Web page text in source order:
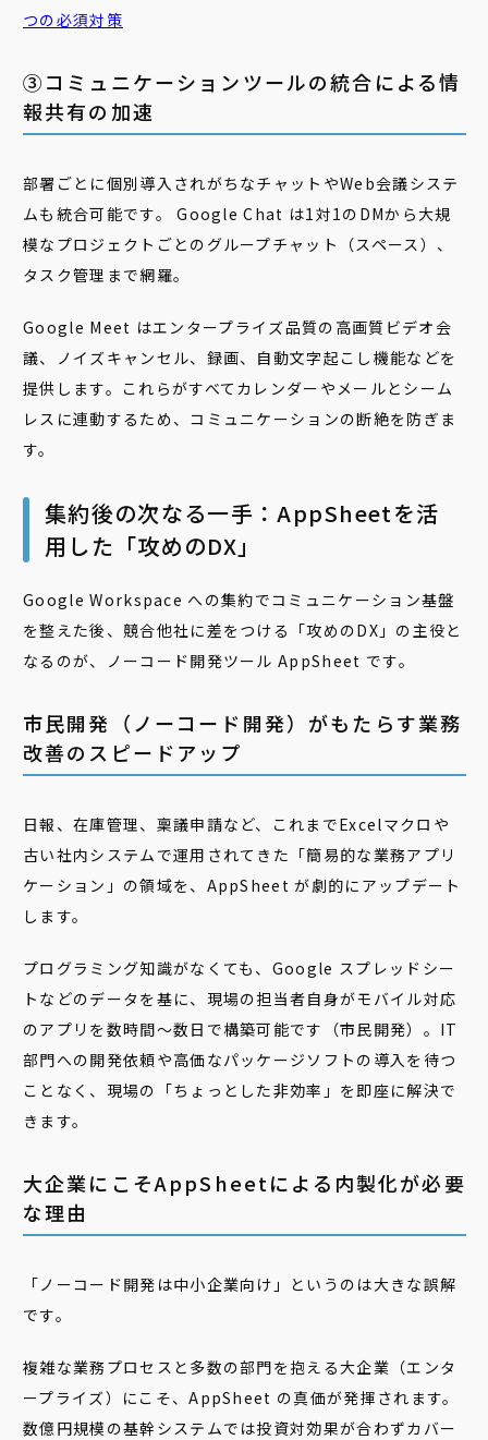
つの必須対策
③コミュニケーションツールの統合による情
報共有の加速
部署ごとに個別導入されがちなチャットやWeb会議システ
ムも統合可能です。 Google Chat は1対1のDMから大規
模なプロジェクトごとのグループチャット（スペース）、
タスク管理まで網羅。
Google Meet はエンタープライズ品質の高画質ビデオ会
議、ノイズキャンセル、録画、自動文字起こし機能などを
提供します。これらがすべてカレンダーやメールとシーム
レスに連動するため、コミュニケーションの断絶を防ぎま
す。
集約後の次なる一手：AppSheetを活
用した「攻めのDX」
Google Workspace への集約でコミュニケーション基盤
を整えた後、競合他社に差をつける「攻めのDX」の主役と
なるのが、ノーコード開発ツール AppSheet です。
市民開発（ノーコード開発）がもたらす業務
改善のスピードアップ
日報、在庫管理、稟議申請など、これまでExcelマクロや
古い社内システムで運用されてきた「簡易的な業務アプリ
ケーション」の領域を、AppSheet が劇的にアップデート
します。
プログラミング知識がなくても、Google スプレッドシー
トなどのデータを基に、現場の担当者自身がモバイル対応
のアプリを数時間〜数日で構築可能です（市民開発）。IT
部門への開発依頼や高価なパッケージソフトの導入を待つ
ことなく、現場の「ちょっとした非効率」を即座に解決で
きます。
大企業にこそAppSheetによる内製化が必要
な理由
「ノーコード開発は中小企業向け」というのは大きな誤解
です。
複雑な業務プロセスと多数の部門を抱える大企業（エンタ
ープライズ）にこそ、AppSheet の真価が発揮されます。
数億円規模の基幹システムでは投資対効果が合わずカバー